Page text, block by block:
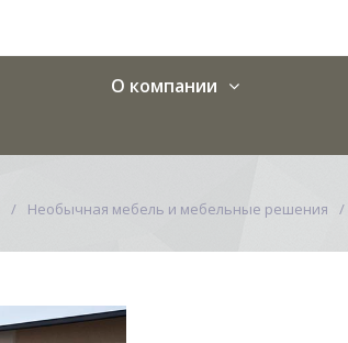
О компании
Необычная мебель и мебельные решения